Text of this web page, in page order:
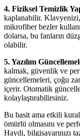
4. Fiziksel Temizlik
kaplanabilir. Klavyenizi,
mikrofiber bezler
dolarsa, bu fanların
olabilir.
5. Yazılım
kalmak, güvenlik ve
güncellemeleri, çoğu
içerir. Otomatik
kolaylaştırabilirsiniz.
Bu basit ama etkili
ömürlü olmasını ve
Haydi, bilgisayarınızı